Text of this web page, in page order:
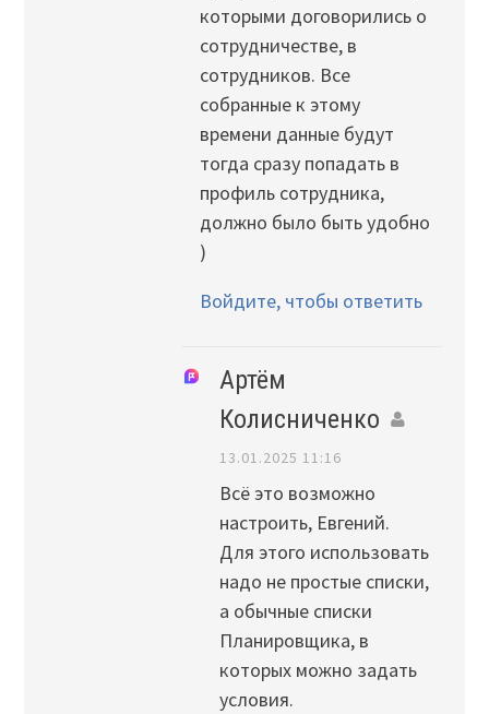
которыми договорились о
сотрудничестве, в
сотрудников. Все
собранные к этому
времени данные будут
тогда сразу попадать в
профиль сотрудника,
должно было быть удобно
)
Войдите, чтобы ответить
Артём
Колисниченко
13.01.2025 11:16
Всё это возможно
настроить, Евгений.
Для этого использовать
надо не простые списки,
а обычные списки
Планировщика, в
которых можно задать
условия.